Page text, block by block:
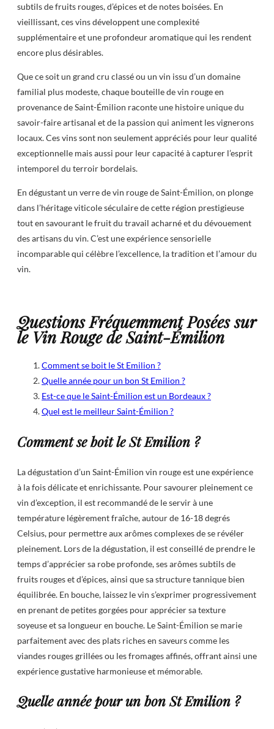
subtils de fruits rouges, d’épices et de notes boisées. En
vieillissant, ces vins développent une complexité
supplémentaire et une profondeur aromatique qui les rendent
encore plus désirables.
Que ce soit un grand cru classé ou un vin issu d’un domaine
familial plus modeste, chaque bouteille de vin rouge en
provenance de Saint-Émilion raconte une histoire unique du
savoir-faire artisanal et de la passion qui animent les vignerons
locaux. Ces vins sont non seulement appréciés pour leur qualité
exceptionnelle mais aussi pour leur capacité à capturer l’esprit
intemporel du terroir bordelais.
En dégustant un verre de vin rouge de Saint-Émilion, on plonge
dans l’héritage viticole séculaire de cette région prestigieuse
tout en savourant le fruit du travail acharné et du dévouement
des artisans du vin. C’est une expérience sensorielle
incomparable qui célèbre l’excellence, la tradition et l’amour du
vin.
Questions Fréquemment Posées sur
le Vin Rouge de Saint-Émilion
Comment se boit le St Emilion ?
Quelle année pour un bon St Emilion ?
Est-ce que le Saint-Émilion est un Bordeaux ?
Quel est le meilleur Saint-Émilion ?
Comment se boit le St Emilion ?
La dégustation d’un Saint-Émilion vin rouge est une expérience
à la fois délicate et enrichissante. Pour savourer pleinement ce
vin d’exception, il est recommandé de le servir à une
température légèrement fraîche, autour de 16-18 degrés
Celsius, pour permettre aux arômes complexes de se révéler
pleinement. Lors de la dégustation, il est conseillé de prendre le
temps d’apprécier sa robe profonde, ses arômes subtils de
fruits rouges et d’épices, ainsi que sa structure tannique bien
équilibrée. En bouche, laissez le vin s’exprimer progressivement
en prenant de petites gorgées pour apprécier sa texture
soyeuse et sa longueur en bouche. Le Saint-Émilion se marie
parfaitement avec des plats riches en saveurs comme les
viandes rouges grillées ou les fromages affinés, offrant ainsi une
expérience gustative harmonieuse et mémorable.
Quelle année pour un bon St Emilion ?